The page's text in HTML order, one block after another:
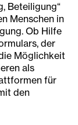
Beteiligung“
Menschen in
Ob Hilfe
der
Möglichkeit
als
für
den